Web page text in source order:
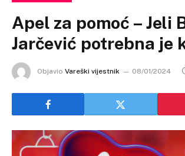
Apel za pomoć – Jeli
Jarčević potrebna je
Objavio Vareški vijestnik 08/01/2024